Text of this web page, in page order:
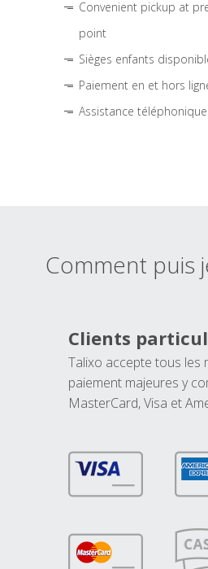
Convenient pickup at
point
Sièges enfants
Paiement en et hors
Assistance
Comment puis
Clients
Talixo accepte tous les
paiement majeures y
MasterCard, Visa et